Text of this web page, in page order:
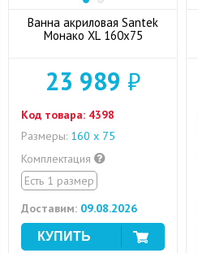
Ванна акриловая Santek
Монако XL 160x75
23 989 ₽
Код товара: 4398
Размеры: 160 х 75
Комплектация
Есть 1 размер
Доставим: 09.08.2026